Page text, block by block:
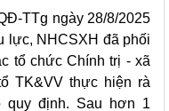
TTg ngày 28/8/2025
lực, NHCSXH đã phối
tổ chức Chính trị - xã
TK&VV thực hiện rà
quy định. Sau hơn 1